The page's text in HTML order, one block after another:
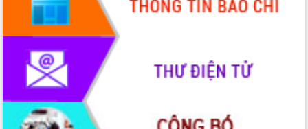
Đắk Lắk nâng cao hiệu quả công tác
Đảng từ Sổ tay đảng viên điện tử
Đắk Lắk đẩy mạnh nuôi biển công
nghệ, hướng tới phát triển thủy sản
bền vững
Tập huấn nâng cao năng lực triển khai
chuyển đổi số cho cán bộ, công chức
cấp xã